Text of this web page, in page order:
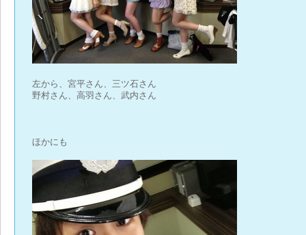
左から、宮平さん、三ツ石さん
野村さん、高羽さん、武内さん
ほかにも